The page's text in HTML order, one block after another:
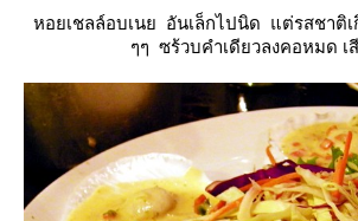
หอยเชลล์อบเนย อันเล็กไปนิด แต่รสชาติ
ๆๆ ซร้วบคำเดียวลงคอหมด